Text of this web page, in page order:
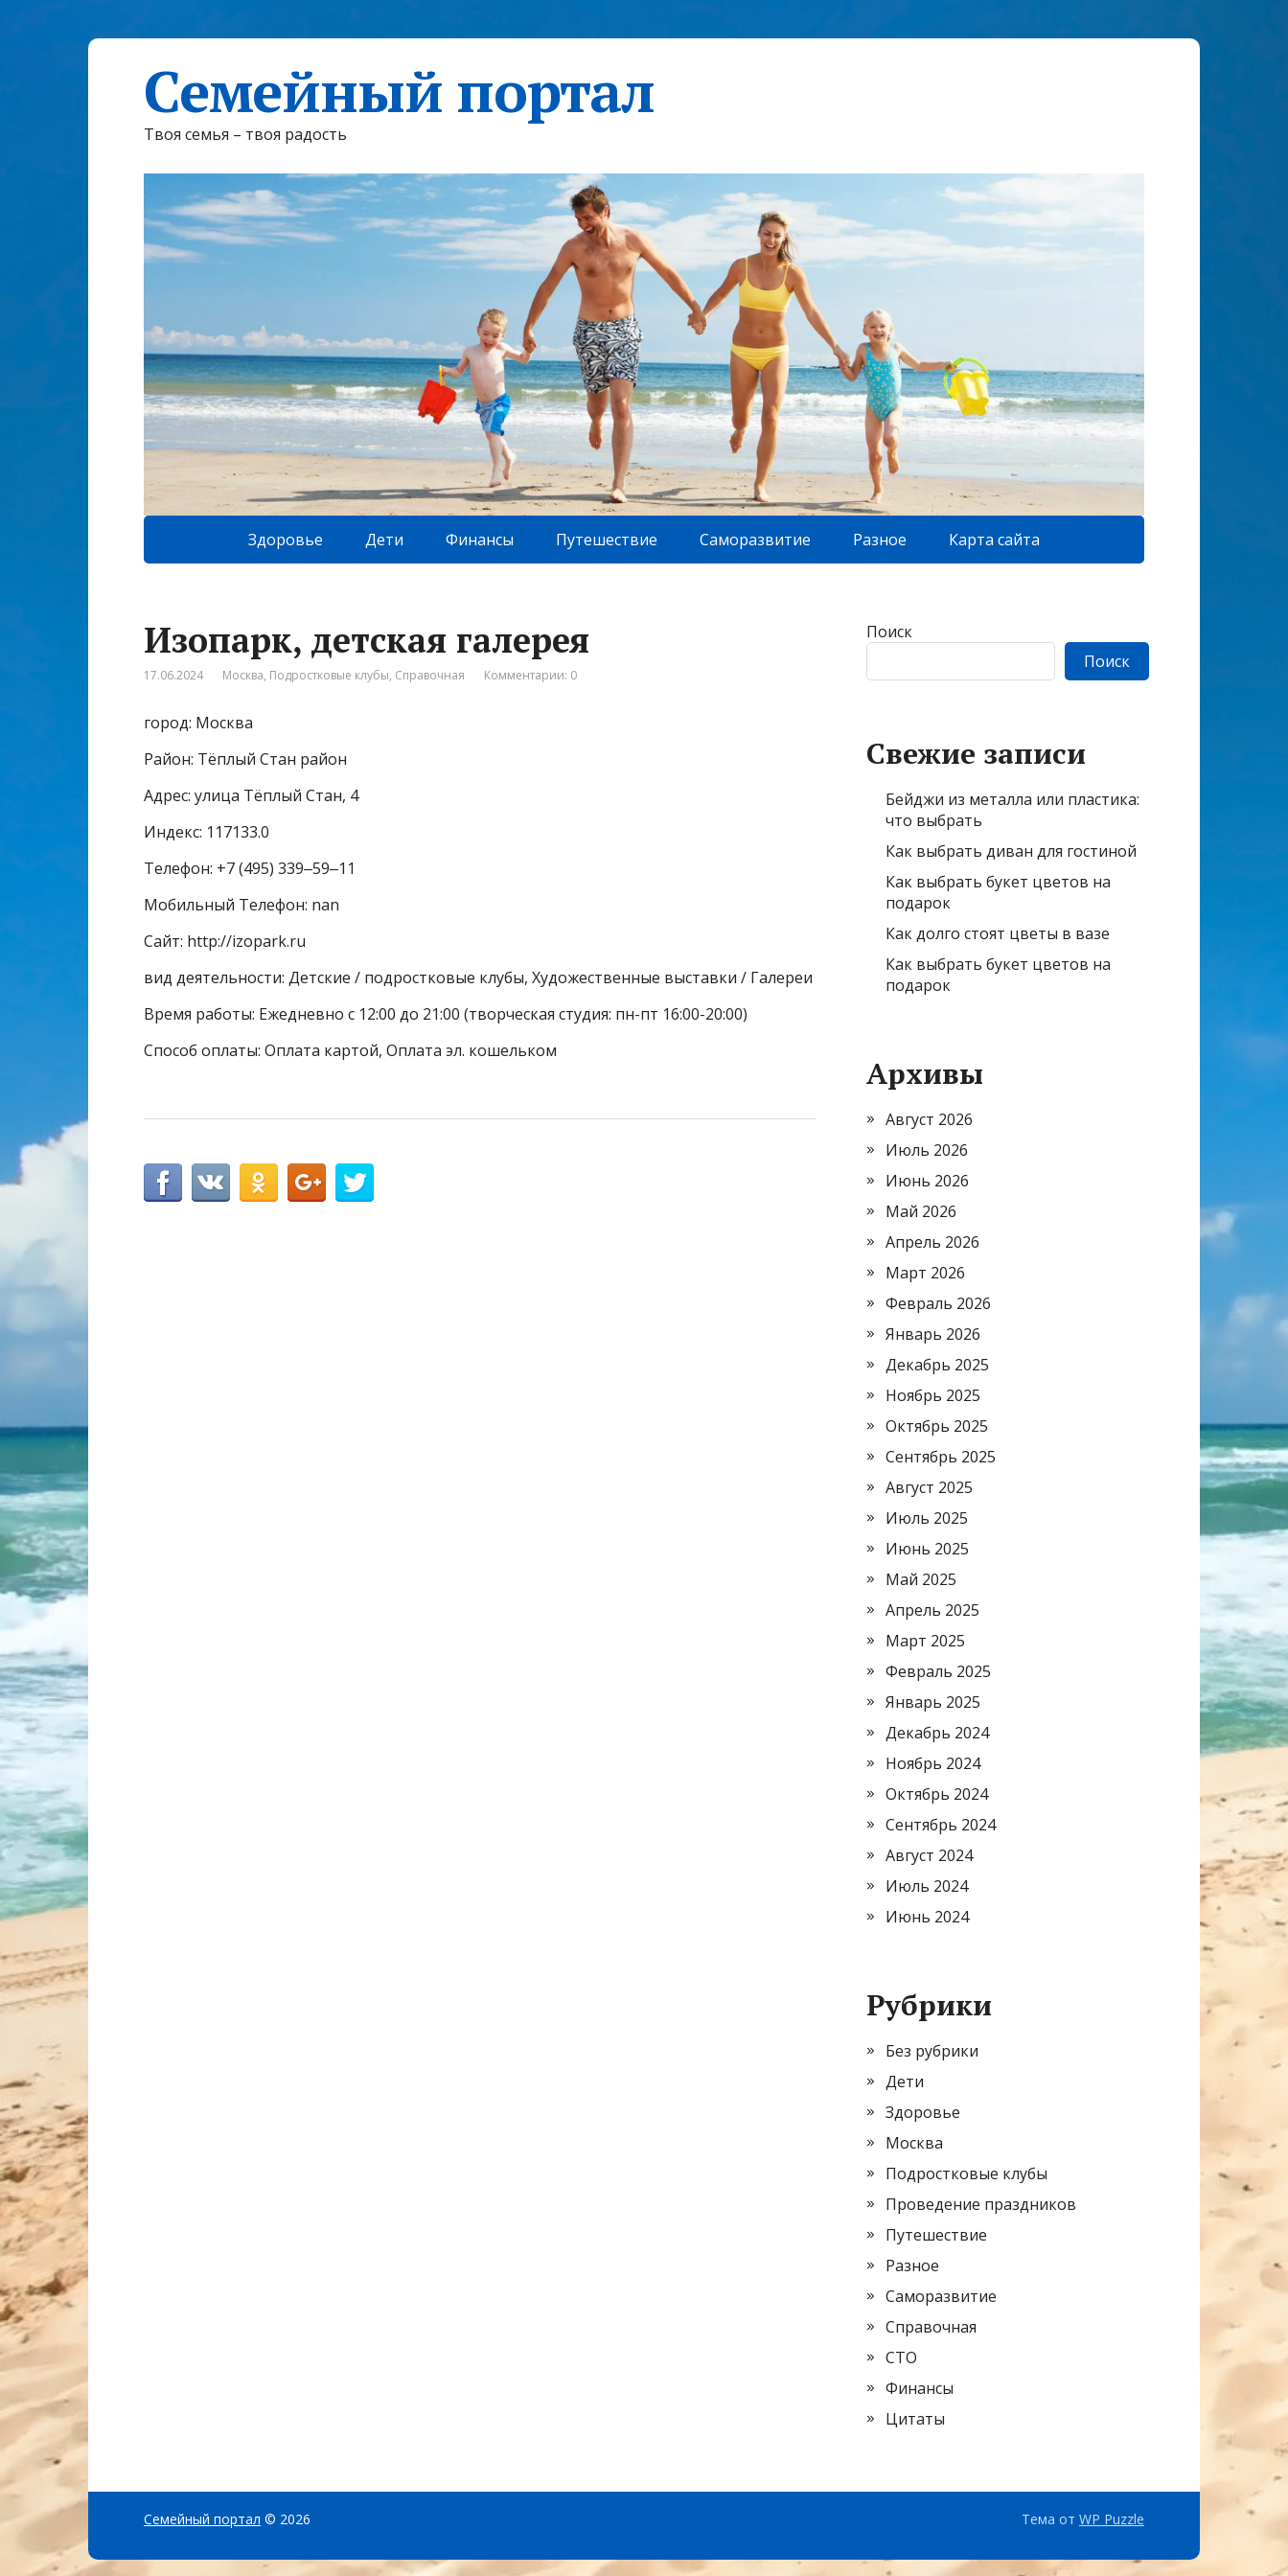
Семейный портал
Твоя семья – твоя радость
Здоровье Дети Финансы Путешествие Саморазвитие Разное Карта сайта
Изопарк, детская галерея
17.06.2024 Москва, Подростковые клубы, Справочная Комментарии: 0
город: Москва
Район: Тёплый Стан район
Адрес: улица Тёплый Стан, 4
Индекс: 117133.0
Телефон: +7 (495) 339‒59‒11
Мобильный Телефон: nan
Сайт: http://izopark.ru
вид деятельности: Детские / подростковые клубы, Художественные выставки / Галереи
Время работы: Ежедневно с 12:00 до 21:00 (творческая студия: пн-пт 16:00-20:00)
Способ оплаты: Оплата картой, Оплата эл. кошельком
Поиск
Поиск
Свежие записи
Бейджи из металла или пластика:
что выбрать
Как выбрать диван для гостиной
Как выбрать букет цветов на
подарок
Как долго стоят цветы в вазе
Как выбрать букет цветов на
подарок
Архивы
Август 2026
Июль 2026
Июнь 2026
Май 2026
Апрель 2026
Март 2026
Февраль 2026
Январь 2026
Декабрь 2025
Ноябрь 2025
Октябрь 2025
Сентябрь 2025
Август 2025
Июль 2025
Июнь 2025
Май 2025
Апрель 2025
Март 2025
Февраль 2025
Январь 2025
Декабрь 2024
Ноябрь 2024
Октябрь 2024
Сентябрь 2024
Август 2024
Июль 2024
Июнь 2024
Рубрики
Без рубрики
Дети
Здоровье
Москва
Подростковые клубы
Проведение праздников
Путешествие
Разное
Саморазвитие
Справочная
СТО
Финансы
Цитаты
Семейный портал © 2026 Тема от WP Puzzle